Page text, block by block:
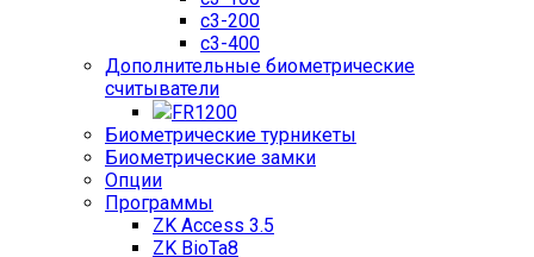
c3-200
c3-400
Дополнительные биометрические
считыватели
FR1200
Биометрические турникеты
Биометрические замки
Опции
Программы
ZK Access 3.5
ZK BioTa8